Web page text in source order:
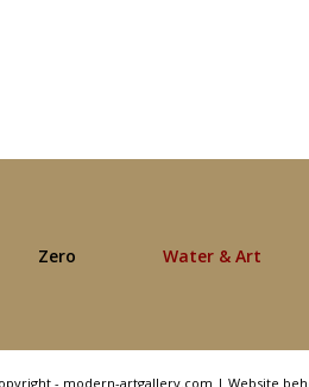
Zero Water & Art
- modern-artgallery.com | Website